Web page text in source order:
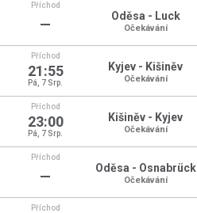
Příchod
—
Oděsa - Luck
Očekávání
Příchod
21:55
Pá, 7 Srp.
Kyjev - Kišiněv
Očekávání
Příchod
23:00
Pá, 7 Srp.
Kišiněv - Kyjev
Očekávání
Příchod
—
Oděsa - Osnabrück
Očekávání
Příchod